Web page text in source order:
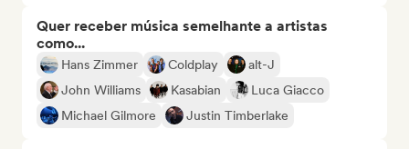
Quer receber música semelhante a artistas
como...
Hans Zimmer Coldplay
alt-J
John Williams
Kasabian
Luca Giacco
Michael Gilmore
Justin Timberlake